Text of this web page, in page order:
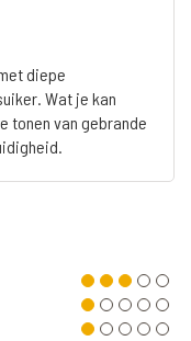
diepe
Wat je kan
tonen van gebrande